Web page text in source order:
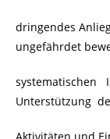
dringendes
ungefährdet
systematischen
Unterstützung